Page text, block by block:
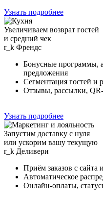
Узнать подробнее
Увеличиваем возврат гостей
и средний чек
r_k Френдс
Бонусные программы,
предложения
Сегментация гостей и
Отзывы, рассылки,
Узнать подробнее
Запустим доставку с нуля
или ускорим вашу текущую
r_k Деливери
Приём заказов с сайта
Автоматическое
Онлайн-оплаты,